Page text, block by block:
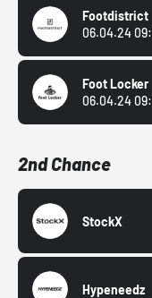
Footdistrict
06.04.24
Foot Locker
06.04.24
2nd Chance
StockX
Hypeneedz